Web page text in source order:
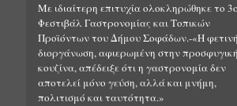
Με ιδιαίτερη επιτυχία ολοκληρώθηκε το 3ο
Φεστιβάλ Γαστρονομίας και Τοπικών
Προϊόντων του Δήμου Σοφάδων.-«Η φετινή
διοργάνωση, αφιερωμένη στην προσφυγική
κουζίνα, απέδειξε ότι η γαστρονομία δεν
αποτελεί μόνο γεύση, αλλά και μνήμη,
πολιτισμό και ταυτότητα.»